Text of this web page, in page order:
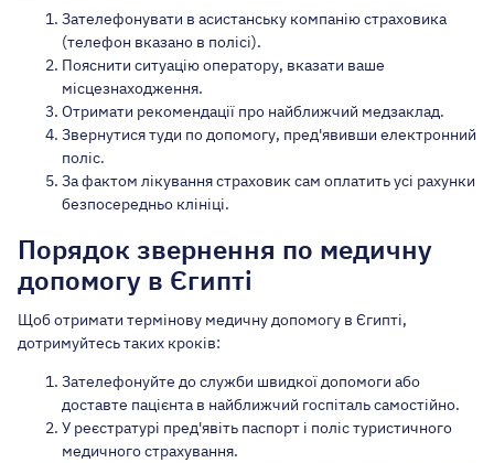
Зателефонувати в асистанську компанію страховика
(телефон вказано в полісі).
Пояснити ситуацію оператору, вказати ваше
місцезнаходження.
Отримати рекомендації про найближчий медзаклад.
Звернутися туди по допомогу, пред'явивши електронний
поліс.
За фактом лікування страховик сам оплатить усі рахунки
безпосередньо клініці.
Порядок звернення по медичну
допомогу в Єгипті
Щоб отримати термінову медичну допомогу в Єгипті,
дотримуйтесь таких кроків:
Зателефонуйте до служби швидкої допомоги або
доставте пацієнта в найближчий госпіталь самостійно.
У реєстратурі пред'явіть паспорт і поліс туристичного
медичного страхування.